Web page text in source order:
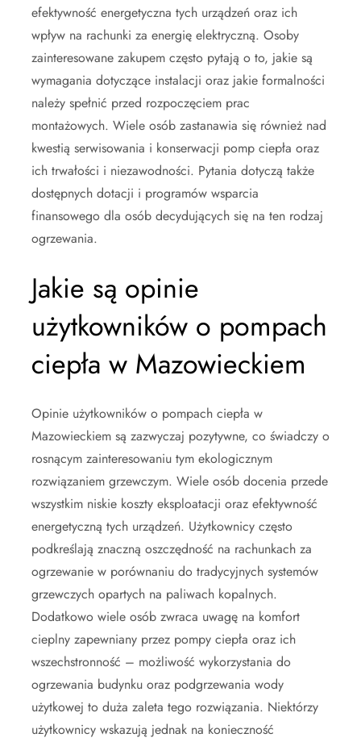
efektywność energetyczna tych urządzeń oraz ich
wpływ na rachunki za energię elektryczną. Osoby
zainteresowane zakupem często pytają o to, jakie są
wymagania dotyczące instalacji oraz jakie formalności
należy spełnić przed rozpoczęciem prac
montażowych. Wiele osób zastanawia się również nad
kwestią serwisowania i konserwacji pomp ciepła oraz
ich trwałości i niezawodności. Pytania dotyczą także
dostępnych dotacji i programów wsparcia
finansowego dla osób decydujących się na ten rodzaj
ogrzewania.
Jakie są opinie
użytkowników o pompach
ciepła w Mazowieckiem
Opinie użytkowników o pompach ciepła w
Mazowieckiem są zazwyczaj pozytywne, co świadczy o
rosnącym zainteresowaniu tym ekologicznym
rozwiązaniem grzewczym. Wiele osób docenia przede
wszystkim niskie koszty eksploatacji oraz efektywność
energetyczną tych urządzeń. Użytkownicy często
podkreślają znaczną oszczędność na rachunkach za
ogrzewanie w porównaniu do tradycyjnych systemów
grzewczych opartych na paliwach kopalnych.
Dodatkowo wiele osób zwraca uwagę na komfort
cieplny zapewniany przez pompy ciepła oraz ich
wszechstronność – możliwość wykorzystania do
ogrzewania budynku oraz podgrzewania wody
użytkowej to duża zaleta tego rozwiązania. Niektórzy
użytkownicy wskazują jednak na konieczność